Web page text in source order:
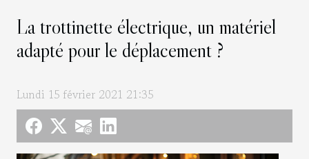
La trottinette électrique, un matériel
adapté pour le déplacement ?
Lundi 15 février 2021 21:35